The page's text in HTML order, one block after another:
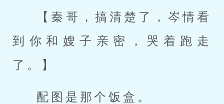
【秦哥，搞清楚了，岑情看
到你和嫂子亲密，哭着跑走
了。】
配图是那个饭盒。